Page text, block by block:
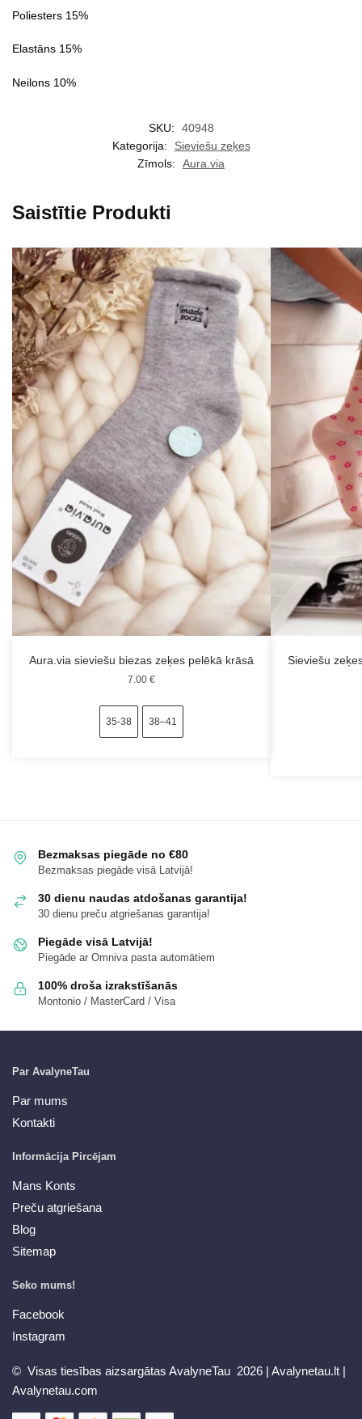
Poliesters 15%
Elastāns 15%
Neilons 10%
SKU:
40948
Kategorija:
Sieviešu zeķes
Zīmols:
Aura.via
Saistītie Produkti
Aura.via sieviešu biezas zeķes pelēkā krāsā
7.00 €
35-38 38–41
Sieviešu
Bezmaksas piegāde no €80
Bezmaksas piegāde visā Latvijā!
30 dienu naudas atdošanas garantija!
30 dienu preču atgriešanas garantija!
Piegāde visā Latvijā!
Piegāde ar Omniva pasta automātiem
100% droša izrakstīšanās
Montonio / MasterCard / Visa
Par AvalyneTau
Par mums
Kontakti
Informācija Pircējam
Mans Konts
Preču atgriešana
Blog
Sitemap
Seko mums!
Facebook
Instagram
© Visas tiesības aizsargātas AvalyneTau 2026 | Avalynetau.lt |
Avalynetau.com